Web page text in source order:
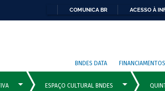
COMUNICA BR ACESSO À
BNDES DATA FINANCIAMENTOS